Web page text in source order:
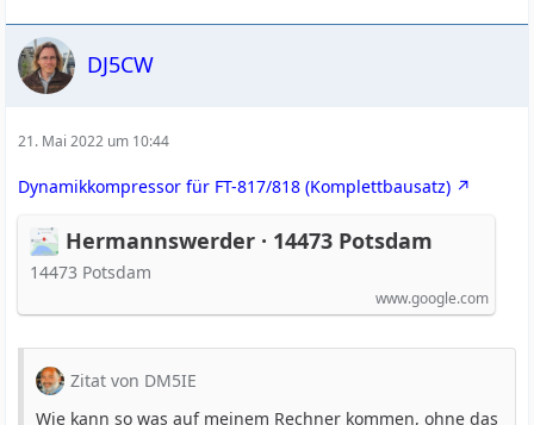
DJ5CW
21. Mai 2022 um 10:44
Dynamikkompressor für FT-817/818 (Komplettbausatz)
Hermannswerder · 14473 Potsdam
14473 Potsdam
www.google.com
Zitat von DM5IE
Wie kann so was auf meinem Rechner kommen, ohne das